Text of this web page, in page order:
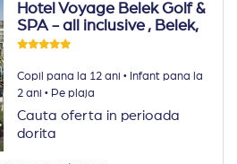
Hotel Voyage Belek Golf &
SPA - all inclusive , Belek,
Copil pana la 12 ani ·Infant pana la
2 ani ·Pe plaja
Cauta oferta in perioada
dorita